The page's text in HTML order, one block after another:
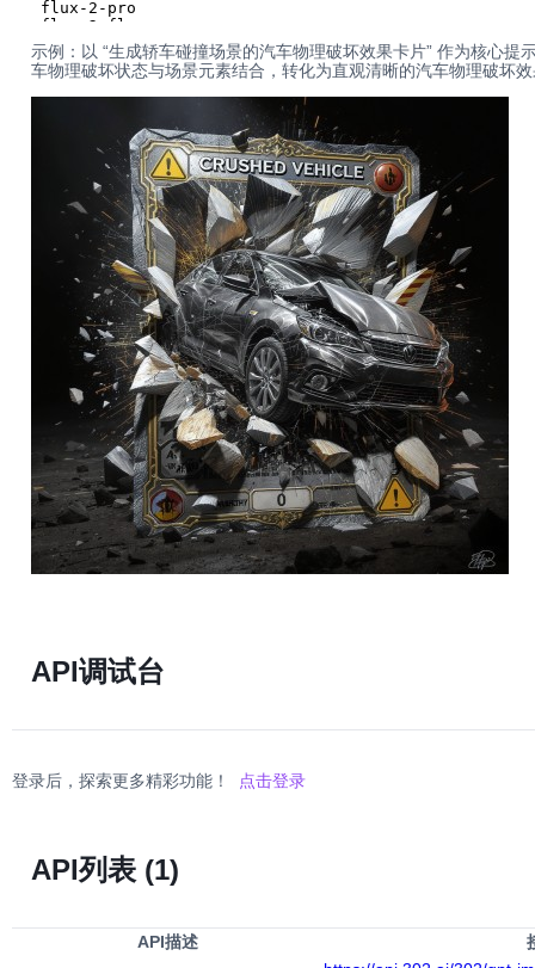
示例：以 “生成轿车碰撞场景的汽车物理破坏效果卡片” 作为核心
车物理破坏状态与场景元素结合，转化为直观清晰的汽车物理破坏
API调试台
登录后，探索更多精彩功能！ 点击登录
API列表 (1)
API描述